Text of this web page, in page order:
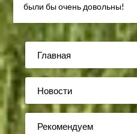
были бы очень довольны!
Главная
Новости
Рекомендуем